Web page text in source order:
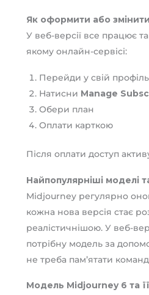
Як оформити або
У веб-версії все працює
якому онлайн-сервісі:
Перейди у свій профіль
Натисни Manage
Обери план
Оплати карткою
Після оплати доступ
Найпопулярніші моделі
Midjourney регулярно
кожна нова версія стає
реалістичнішою. У веб-
потрібну модель за
не треба пам’ятати
Модель Midjourney 6 та